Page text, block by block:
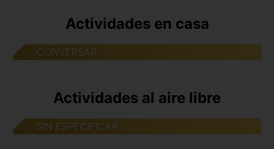
Actividades en casa
CONVERSAR
Actividades al aire libre
SIN ESPECIFICAR